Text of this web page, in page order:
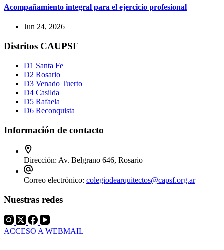
Acompañamiento integral para el ejercicio profesional
Jun 24, 2026
Distritos CAUPSF
D1 Santa Fe
D2 Rosario
D3 Venado Tuerto
D4 Casilda
D5 Rafaela
D6 Reconquista
Información de contacto
Dirección: Av. Belgrano 646, Rosario
Correo electrónico: colegiodearquitectos@capsf.org.ar
Nuestras redes
ACCESO A WEBMAIL